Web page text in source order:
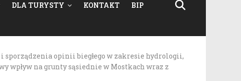
DLA TURYSTY KONTAKT BIP
sporządzenia opinii biegłego w zakresie hydrologii,
wpływ na grunty sąsiednie w Mostkach wraz z